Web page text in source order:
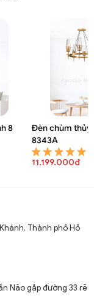
8
Đèn chùm thủy
8343A
11.199.000đ
Thành phố Hồ
Não gặp đường 33 rẽ